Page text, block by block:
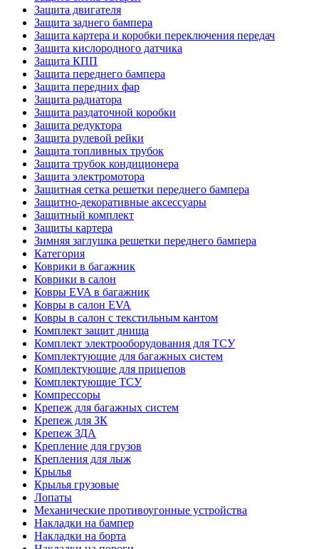
Защита двигателя
Защита заднего бампера
Защита картера и коробки переключения передач
Защита кислородного датчика
Защита КПП
Защита переднего бампера
Защита передних фар
Защита радиатора
Защита раздаточной коробки
Защита редуктора
Защита рулевой рейки
Защита топливных трубок
Защита трубок кондиционера
Защита электромотора
Защитная сетка решетки переднего бампера
Защитно-декоративные аксессуары
Защитный комплект
Защиты картера
Зимняя заглушка решетки переднего бампера
Категория
Коврики в багажник
Коврики в салон
Ковры EVA в багажник
Ковры в салон EVA
Ковры в салон с текстильным кантом
Комплект защит днища
Комплект электрооборудования для ТСУ
Комплектующие для багажных систем
Комплектующие для прицепов
Комплектующие ТСУ
Компрессоры
Крепеж для багажных систем
Крепеж для ЗК
Крепеж ЗДА
Крепление для грузов
Крепления для лыж
Крылья
Крылья грузовые
Лопаты
Механические противоугонные устройства
Накладки на бампер
Накладки на борта